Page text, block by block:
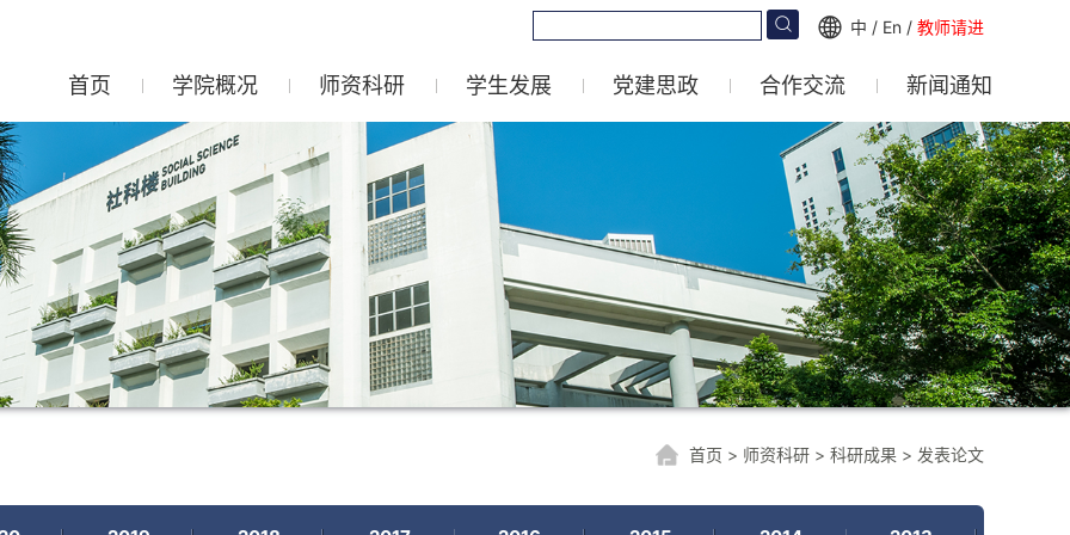
中 / En / 教师请进
首页 学院概况 师资科研 学生发展 党建思政 合作交流 新闻通知
首页 > 师资科研 > 科研成果 > 发表论文